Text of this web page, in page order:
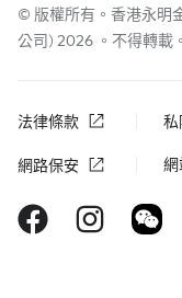
© 版權所有。香港永明
公司) 2026 。不得轉載。
法律條款 私
網路保安 網